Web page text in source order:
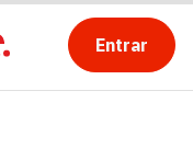
Entrar